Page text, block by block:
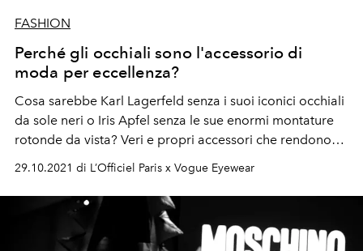
FASHION
Perché gli occhiali sono l'accessorio di
moda per eccellenza?
Cosa sarebbe Karl Lagerfeld senza i suoi iconici occhiali
da sole neri o Iris Apfel senza le sue enormi montature
rotonde da vista? Veri e propri accessori che rendono
credibile e mettono in risalto ciascun look. L'OFFICIEL
ha selezionato i modelli di occhiali più audaci del
momento firmati Vogue Eyewear.
29.10.2021 di L’Officiel Paris x Vogue Eyewear